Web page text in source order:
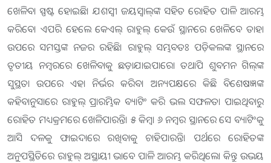
ଖେଳିବା ସ୍ପଷ୍ଟ ହୋଇଛି। ଯଶସ୍ବୀ ଜୟସ୍ବାଲ୍‌ଙ୍କ ସହିତ ରୋହିତ ପାଳି ଆରମ୍ଭ
କରିବେ। ଏପରି ହେଲେ କେଏଲ୍ ରାହୁଲ୍‌ କେଉଁ ସ୍ଥାନରେ ଖେଳିବେ ତାହା
ଉପରେ ସମସ୍ତଙ୍କ ନଜର ରହିଛି। ‌ରାହୁଲ୍‌ ସମ୍ଭବତଃ ପଡ଼ିକଲଙ୍କ ସ୍ଥାନରେ
ତୃତୀୟ ନମ୍ବରରେ ଖେଳିବାକୁ ଛଡ଼ାଯାଇପାରେ। ତଥାପି ଶୁବମନ ଗିଲ୍‌ଙ୍କ
ସୁସ୍ଥତା ଉପରେ ଏହା ନିର୍ଭର କରିବ। ଅନ୍ୟପକ୍ଷରେ କିଛି ବିଶେଷଜ୍ଞଙ୍କ
କହିବାନୁସାରେ ରାହୁଲ୍‌ ପ୍ରାରମ୍ଭିକ ବ୍ୟାଟିଂ କରି ଭଲ ସଫଳତା ପାଇଥିବାରୁ
ରୋହିତ ମଧ୍ୟକ୍ରମରେ ଖେଳିପାରନ୍ତି। ୫ କିମ୍ବା ୬ ନମ୍ବର ସ୍ଥାନରେ ସେ ବ୍ୟାଟିଂକୁ
ଆସି ଦଳକୁ ଫାଇଦାରେ ରଖିବାକୁ ଚାହିପାରନ୍ତି। ପର୍ଥରେ ରୋହିତଙ୍କ
ଅନୁପସ୍ଥିତିରେ ରାହୁଲ୍‌ ଅସ୍ଥାୟୀ ଭାବେ ପାଳି ଆରମ୍ଭ କରିଥିଲେ। କିନ୍ତୁ ଉଭୟ